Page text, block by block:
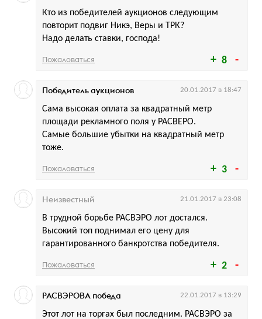
8
Кто из победителей аукционов следующим
повторит подвиг Никэ, Веры и ТРК?
Надо делать ставки, господа!
Пожаловаться
3
Сама высокая оплата за квадратный метр
площади рекламного поля у РАСВЕРО.
Самые большие убытки на квадратный метр
тоже.
Победитель аукционов 20.01.2017 в 18:47
Пожаловаться
2
В трудной борьбе РАСВЭРО лот достался.
Высокий топ поднимал его цену для
гарантированного банкротства победителя.
Неизвестный 21.01.2017 в 23:08
Пожаловаться
Этот лот на торгах был последним. РАСВЭРО за
РАСВЭРОВА победа 22.01.2017 в 13:29